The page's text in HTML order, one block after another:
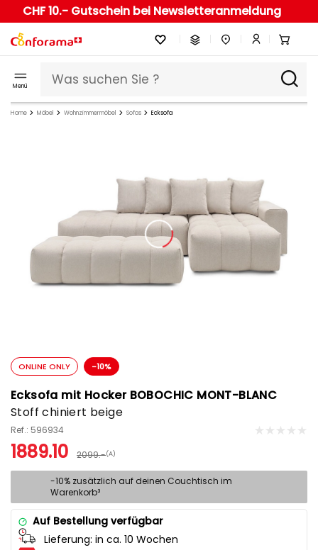
CHF 10.- Gutschein bei Newsletteranmeldung
Menü
Home Möbel Wohnzimmermöbel Sofas Ecksofa
ONLINE ONLY -10%
Ecksofa mit Hocker BOBOCHIC MONT-BLANC
Stoff chiniert beige
Ref.: 596934
1889.10 2099.-(A)
-10% zusätzlich auf deinen Couchtisch im
Warenkorb³
Auf Bestellung verfügbar
Lieferung: in ca. 10 Wochen